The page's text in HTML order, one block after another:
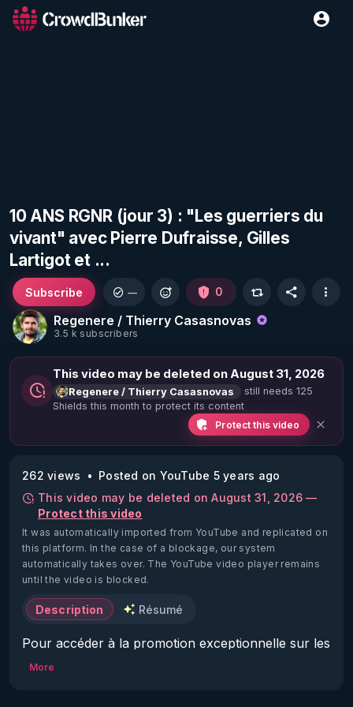
10 ANS RGNR (jour 3) : "Les guerriers du
vivant" avec Pierre Dufraisse, Gilles
Lartigot et ...
Regenere / Thierry Casasnovas
3.5 k subscribers
Subscribe — 0
This video may be deleted on August 31, 2026
Regenere / Thierry Casasnovas
still needs 125
Shields this month to protect its content
Protect this video
262 views
Posted on YouTube 5 years ago
This video may be deleted on August 31, 2026 —
Protect this video
It was automatically imported from YouTube and replicated on
this platform. In the case of a blockage, our system
automatically takes over. The YouTube video player remains
until the video is blocked.
Description Résumé
Pour accéder à la promotion exceptionnelle sur les
formations jusqu'à - 50%:
More